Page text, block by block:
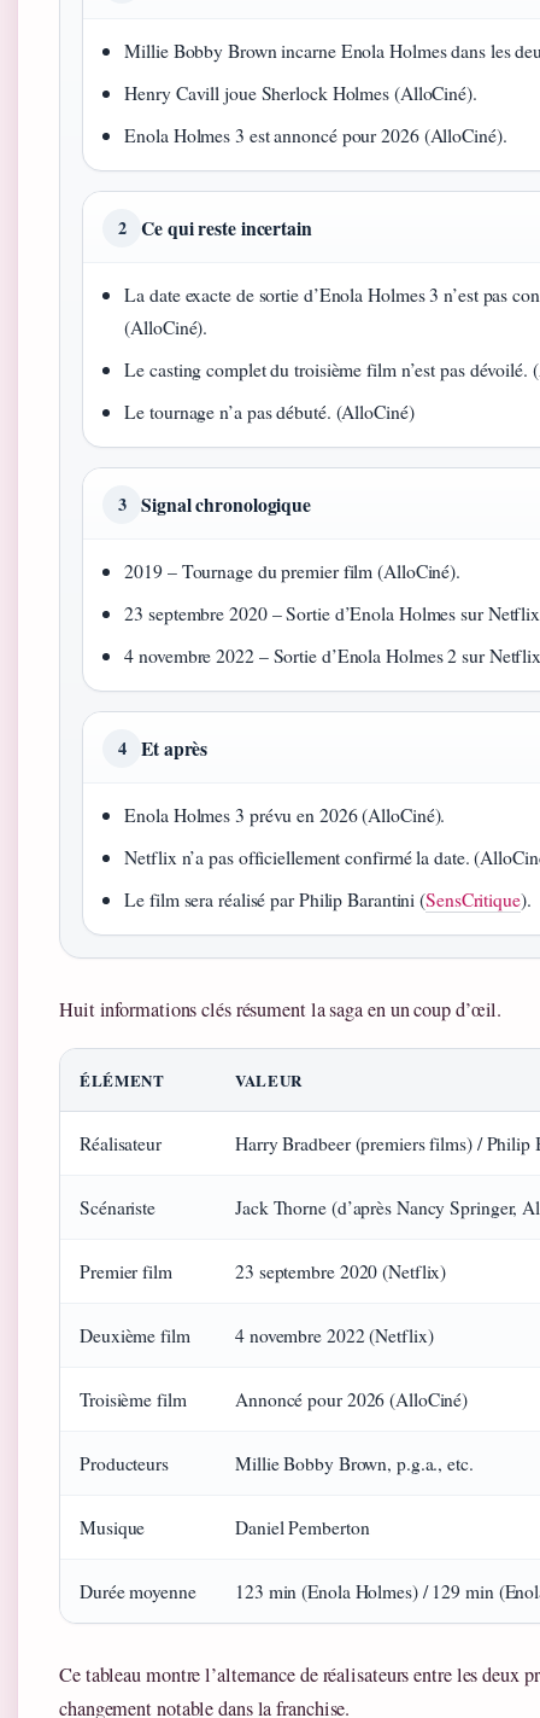
Millie Bobby Brown incarne Enola Holmes dans les
Henry Cavill joue Sherlock Holmes (AlloCiné).
Enola Holmes 3 est annoncé pour 2026 (AlloCiné).
2 Ce qui reste incertain
La date exacte de sortie d’Enola Holmes 3 n’est pas
(AlloCiné).
Le casting complet du troisième film n’est pas dévoilé.
Le tournage n’a pas débuté. (AlloCiné)
3 Signal chronologique
2019 – Tournage du premier film (AlloCiné).
23 septembre 2020 – Sortie d’Enola Holmes sur
4 novembre 2022 – Sortie d’Enola Holmes 2 sur
4 Et après
Enola Holmes 3 prévu en 2026 (AlloCiné).
Netflix n’a pas officiellement confirmé la date.
Le film sera réalisé par Philip Barantini (SensCritique).
Huit informations clés résument la saga en un coup d’œil.
ÉLÉMENT VALEUR
Réalisateur Harry Bradbeer (premiers films) /
Scénariste Jack Thorne (d’après Nancy Springer,
Premier film 23 septembre 2020 (Netflix)
Deuxième film 4 novembre 2022 (Netflix)
Troisième film Annoncé pour 2026 (AlloCiné)
Producteurs Millie Bobby Brown, p.g.a., etc.
Musique Daniel Pemberton
Durée moyenne 123 min (Enola Holmes) / 129 min
Ce tableau montre l’alternance de réalisateurs entre les deux
changement notable dans la franchise.